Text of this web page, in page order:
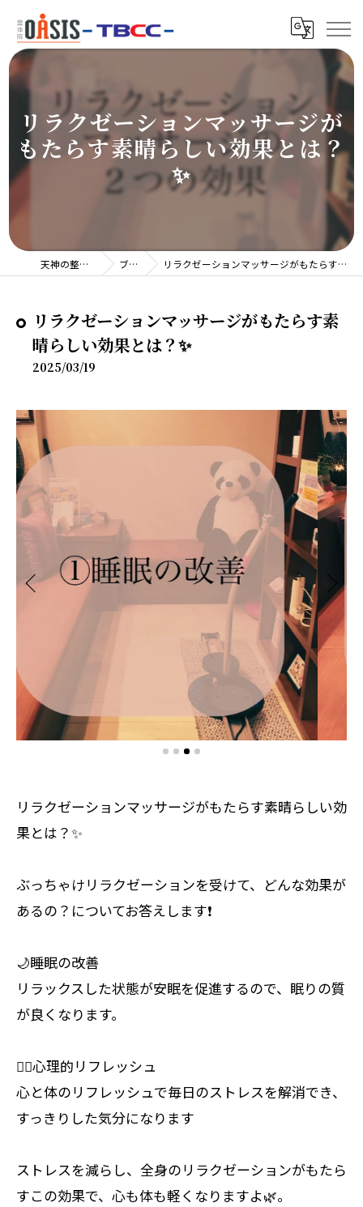
リラクゼーションマッサージが
もたらす素晴らしい効果とは？
✨
天神の整体院TBCC ブログ リラクゼーションマッサージがもたらす素晴らしい効果とは？✨
リラクゼーションマッサージがもたらす素
晴らしい効果とは？✨
2025/03/19
リラクゼーションマッサージがもたらす素晴らしい効
果とは？✨
ぶっちゃけリラクゼーションを受けて、どんな効果が
あるの？についてお答えします❗️
🌙睡眠の改善
リラックスした状態が安眠を促進するので、眠りの質
が良くなります。
🧘‍♀️心理的リフレッシュ
心と体のリフレッシュで毎日のストレスを解消でき、
すっきりした気分になります
ストレスを減らし、全身のリラクゼーションがもたら
すこの効果で、心も体も軽くなりますよ🌿。